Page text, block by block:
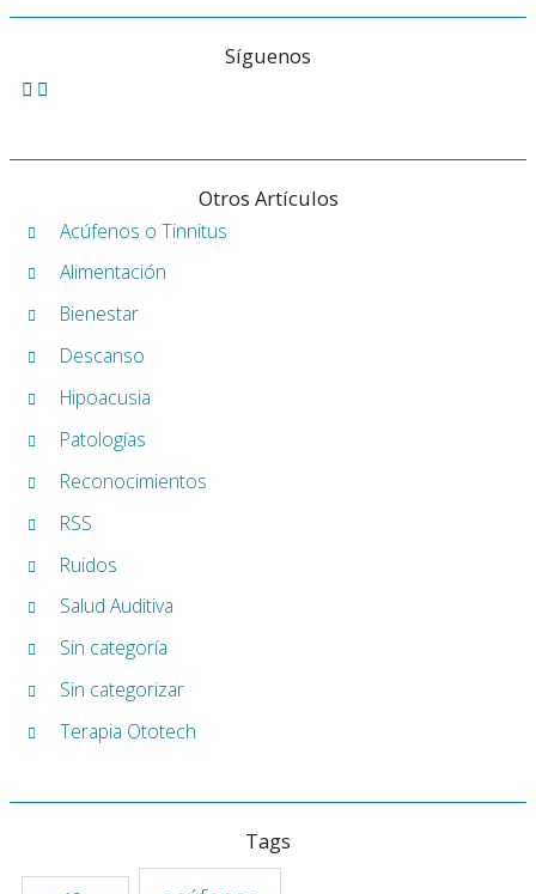
Síguenos
Otros Artículos
Acúfenos o Tinnitus
Alimentación
Bienestar
Descanso
Hipoacusia
Patologías
Reconocimientos
RSS
Ruidos
Salud Auditiva
Sin categoría
Sin categorizar
Terapia Ototech
Tags